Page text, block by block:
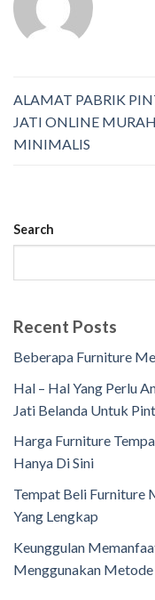
ALAMAT PABRIK
JATI ONLINE MURAH
MINIMALIS
Search
Recent Posts
Beberapa Furniture
Hal – Hal Yang Perlu
Jati Belanda Untuk
Harga Furniture
Hanya Di Sini
Tempat Beli Furniture
Yang Lengkap
Keunggulan
Menggunakan